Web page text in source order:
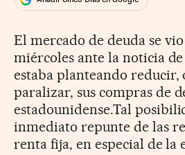
El mercado de deuda se
miércoles ante la noticia de
estaba planteando reducir,
paralizar, sus compras de
estadounidense.Tal
inmediato repunte de las
renta fija, en especial de la